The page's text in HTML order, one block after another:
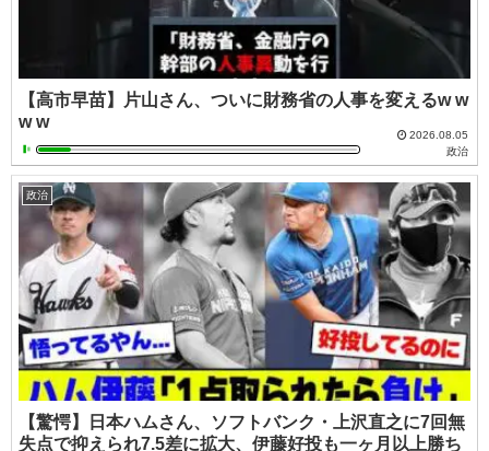
【高市早苗】片山さん、ついに財務省の人事を変えるw w
w w
2026.08.05
政治
政治
【驚愕】日本ハムさん、ソフトバンク・上沢直之に7回無
失点で抑えられ7.5差に拡大、伊藤好投も一ヶ月以上勝ち